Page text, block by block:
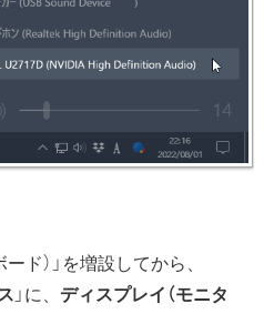
ド）」を増設してから、
」に、 ディスプレイ（モニタ